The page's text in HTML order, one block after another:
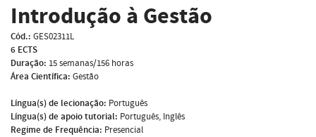
Introdução à Gestão
Cód.: GES02311L
6 ECTS
Duração: 15 semanas/156 horas
Área Científica: Gestão
Língua(s) de lecionação: Português
Língua(s) de apoio tutorial: Português, Inglês
Regime de Frequência: Presencial